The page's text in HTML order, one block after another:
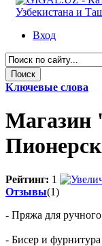
Вход
Ключевые слова
Рейтинг: 1
Отзывы(1)
- Пряжа для
- Бисер и фурнитура